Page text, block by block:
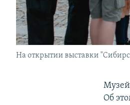
На открытии выставки
Музей
Об